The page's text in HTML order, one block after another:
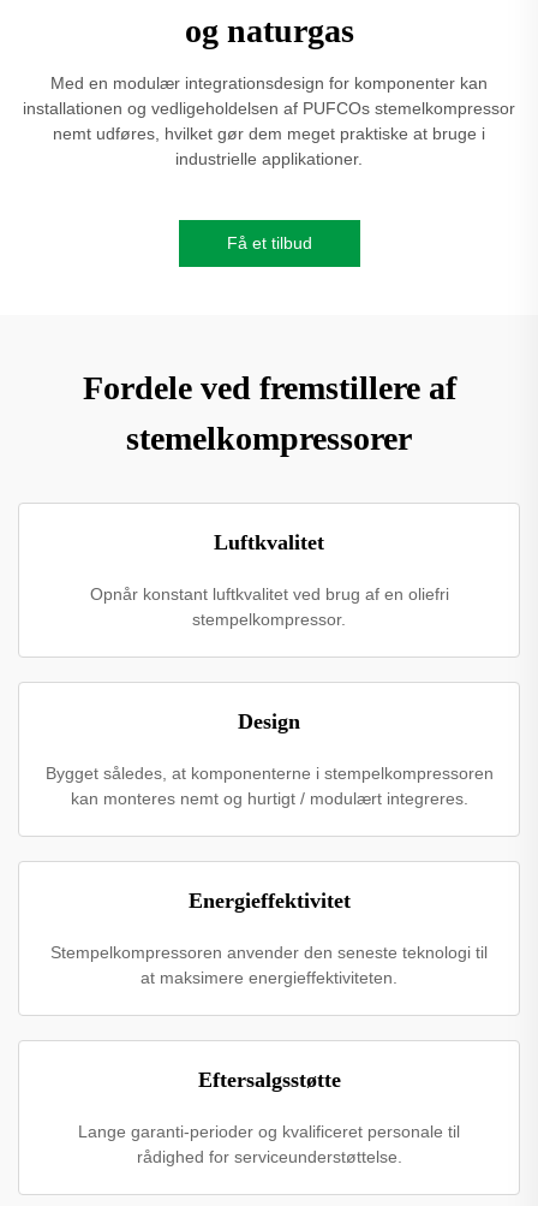
og naturgas
Med en modulær integrationsdesign for komponenter kan
installationen og vedligeholdelsen af PUFCOs stemelkompressor
nemt udføres, hvilket gør dem meget praktiske at bruge i
industrielle applikationer.
Få et tilbud
Fordele ved fremstillere af
stemelkompressorer
Luftkvalitet
Opnår konstant luftkvalitet ved brug af en oliefri
stempelkompressor.
Design
Bygget således, at komponenterne i stempelkompressoren
kan monteres nemt og hurtigt / modulært integreres.
Energieffektivitet
Stempelkompressoren anvender den seneste teknologi til
at maksimere energieffektiviteten.
Eftersalgsstøtte
Lange garanti-perioder og kvalificeret personale til
rådighed for serviceunderstøttelse.